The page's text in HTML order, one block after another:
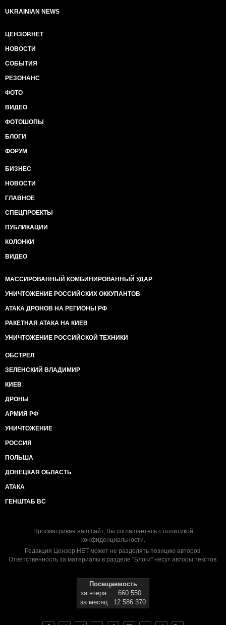
UKRAINIAN NEWS
ЦЕНЗОР.НЕТ
НОВОСТИ
СОБЫТИЯ
РЕЗОНАНС
ФОТО
ВИДЕО
ФОТОШОПЫ
БЛОГИ
ФОРУМ
БИЗНЕС
НОВОСТИ
ГЛАВНОЕ
СПЕЦПРОЕКТЫ
ПУБЛИКАЦИИ
КОЛОНКИ
ВИДЕО
МАССИРОВАННЫЙ КОМБИНИРОВАННЫЙ УДАР
УНИЧТОЖЕНИЕ РОССИЙСКИХ ОККУПАНТОВ
АТАКА ДРОНОВ НА РЕГИОНЫ РФ
РАКЕТНАЯ АТАКА НА КИЕВ
УНИЧТОЖЕНИЕ РОССИЙСКОЙ ТЕХНИКИ
ОБСТРЕЛ
ЗЕЛЕНСКИЙ ВЛАДИМИР
КИЕВ
ДРОНЫ
АРМИЯ РФ
УНИЧТОЖЕНИЕ
РОССИЯ
ПОЛЬША
ДОНЕЦКАЯ ОБЛАСТЬ
АТАКА
ГЕНШТАБ ВС
Просматривая наш сайт, Вы соглашаетесь с политикой
конфиденциальности.
Редакция Цензор.НЕТ может не разделять позицию авторов.
Ответственность за материалы в разделе "Блоги" несут авторы текстов.
Посещаемость
за вчера
660 550
за месяц
12 586 370